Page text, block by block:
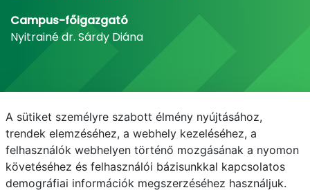
Campus-főigazgató
Nyitrainé dr. Sárdy Diána
E-mail Telefonkönyv NEPTUN E-learning
A sütiket személyre szabott élmény nyújtásához,
trendek elemzéséhez, a webhely kezeléséhez, a
felhasználók webhelyen történő mozgásának a nyomon
követéséhez és felhasználói bázisunkkal kapcsolatos
demográfiai információk megszerzéséhez használjuk.